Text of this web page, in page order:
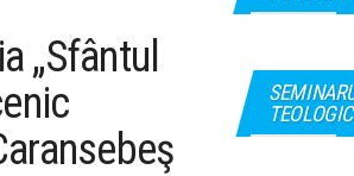
„Sfântul
TEOLOGIC